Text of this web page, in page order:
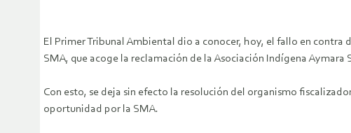
El Primer Tribunal Ambiental dio a conocer, hoy, el fallo en
SMA, que acoge la reclamación de la Asociación Indígena Aymara
Con esto, se deja sin efecto la resolución del organismo
oportunidad por la SMA.